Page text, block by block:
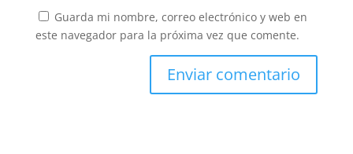
Guarda mi nombre, correo electrónico y web en
este navegador para la próxima vez que comente.